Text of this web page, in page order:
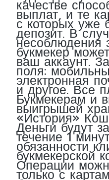
качестве
выплат, и те
с которых уже
депозит. В
несоблюдения
букмекер
ваш аккаунт.
поля:
электронная
и другое. Все
Букмекерам и
выигрышей
«История»
Деньги будут
течение 1
обязанности
букмекерской
Операции
только с